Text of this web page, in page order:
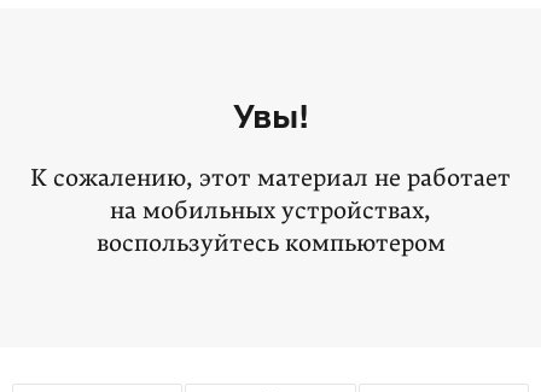
Увы!
К сожалению, этот материал не работает
на мобильных устройствах,
воспользуйтесь компьютером